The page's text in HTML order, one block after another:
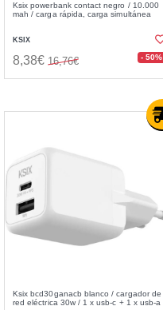
Ksix powerbank contact negro / 10.000
mah / carga rápida, carga simultánea
KSIX
8,38€ 16,76€ - 50%
Ksix bcd30ganacb blanco / cargador de
red eléctrica 30w / 1 x usb-c + 1 x usb-a